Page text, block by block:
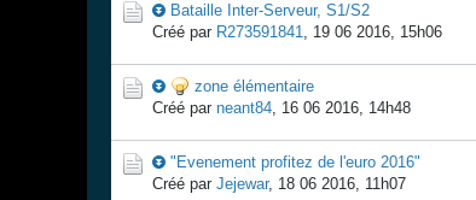
Bataille Inter-Serveur, S1/S2
Créé par R273591841, 19 06 2016, 15h06
zone élémentaire
Créé par neant84, 16 06 2016, 14h48
"Evenement profitez de l'euro 2016"
Créé par Jejewar, 18 06 2016, 11h07